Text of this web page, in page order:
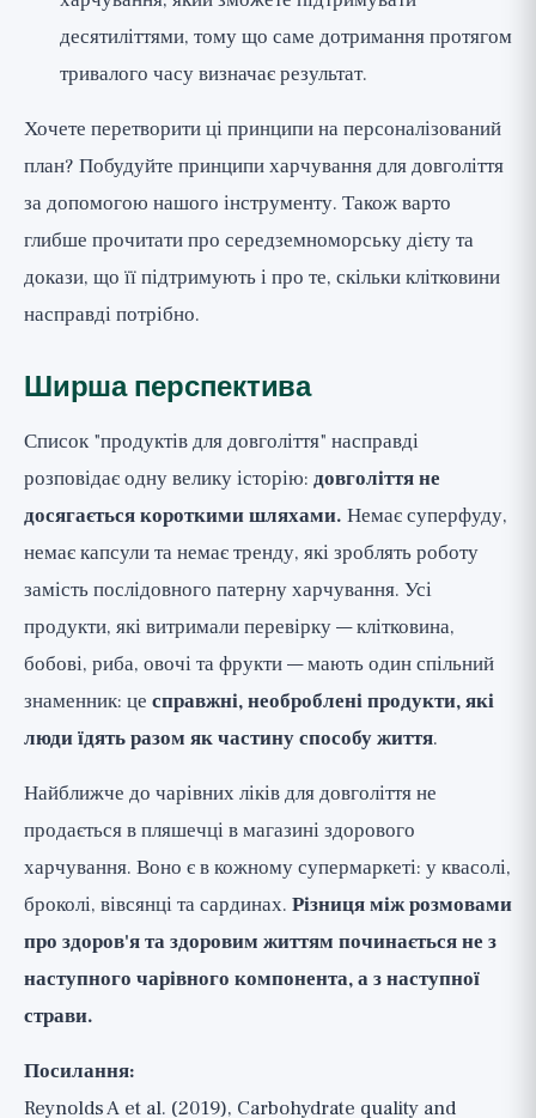
десятиліттями, тому що саме дотримання протягом
тривалого часу визначає результат.
Хочете перетворити ці принципи на персоналізований
план? Побудуйте принципи харчування для довголіття
за допомогою нашого інструменту. Також варто
глибше прочитати про середземноморську дієту та
докази, що її підтримуютьі про те, скільки клітковини
насправді потрібно.
Ширша перспектива
Список "продуктів для довголіття" насправді
розповідає одну велику історію: довголіття не
досягається короткими шляхами. Немає суперфуду,
немає капсули та немає тренду, які зроблять роботу
замість послідовного патерну харчування. Усі
продукти, які витримали перевірку — клітковина,
бобові, риба, овочі та фрукти — мають один спільний
знаменник: це справжні, необроблені продукти, які
люди їдять разом як частину способу життя.
Найближче до чарівних ліків для довголіття не
продається в пляшечці в магазині здорового
харчування. Воно є в кожному супермаркеті: у квасолі,
броколі, вівсянці та сардинах. Різниця між розмовами
про здоров'я та здоровим життям починається не з
наступного чарівного компонента, а з наступної
страви.
Посилання:
Reynolds A et al. (2019), Carbohydrate quality and